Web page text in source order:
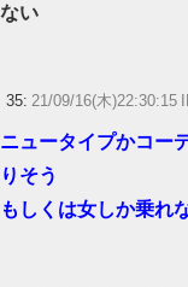
ない
35: 21/09/16(木)22:30:15
ニュータイプかコー
りそう
もしくは女しか乗れ